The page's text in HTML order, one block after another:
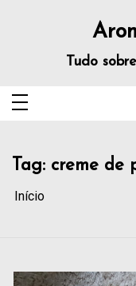
Tudo
Tag: creme de
Início